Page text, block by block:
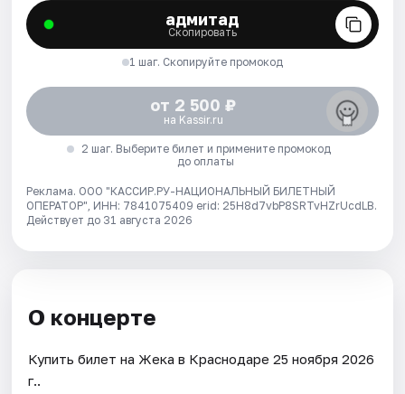
адмитад
Скопировать
1 шаг. Скопируйте промокод
от 2 500 ₽
на Kassir.ru
2 шаг. Выберите билет и примените промокод
до оплаты
Реклама. ООО "КАССИР.РУ-НАЦИОНАЛЬНЫЙ БИЛЕТНЫЙ
ОПЕРАТОР", ИНН: 7841075409 erid: 25H8d7vbP8SRTvHZrUcdLB.
Действует до 31 августа 2026
О концерте
Купить билет на Жека в Краснодаре 25 ноября 2026
г..